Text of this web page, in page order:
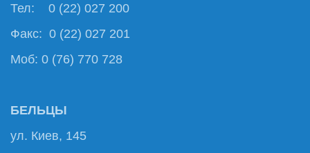
Тел: 0 (22) 027 200
Факс: 0 (22) 027 201
Моб: 0 (76) 770 728
БЕЛЬЦЫ
ул. Киев, 145